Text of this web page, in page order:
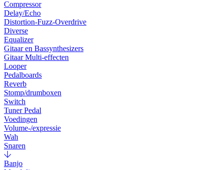
Compressor
Delay/Echo
Distortion-Fuzz-Overdrive
Diverse
Equalizer
Gitaar en Bassynthesizers
Gitaar Multi-effecten
Looper
Pedalboards
Reverb
Stomp/drumboxen
Switch
Tuner Pedal
Voedingen
Volume-/expressie
Wah
Snaren
Banjo